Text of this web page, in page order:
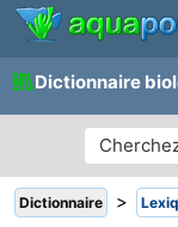
Dictionnaire
Dictionnaire >